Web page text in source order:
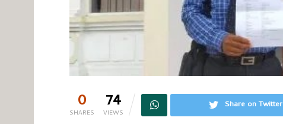
0
SHARES 74
VIEWS
Share on Twitter